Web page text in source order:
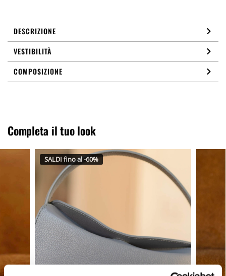
DESCRIZIONE
VESTIBILITÀ
COMPOSIZIONE
Completa il tuo look
SALDI fino al -60%